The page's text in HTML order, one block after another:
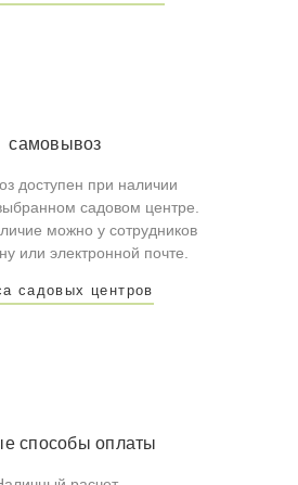
самовывоз
доступен при наличии
садовом центре.
можно у сотрудников
или электронной почте.
садовых центров
способы оплаты